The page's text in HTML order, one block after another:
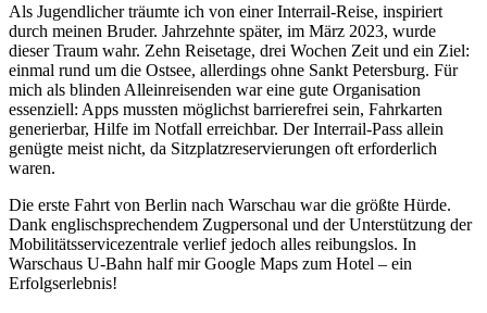
Als Jugendlicher träumte ich von einer Interrail-Reise, inspiriert
durch meinen Bruder. Jahrzehnte später, im März 2023, wurde
dieser Traum wahr. Zehn Reisetage, drei Wochen Zeit und ein Ziel:
einmal rund um die Ostsee, allerdings ohne Sankt Petersburg. Für
mich als blinden Alleinreisenden war eine gute Organisation
essenziell: Apps mussten möglichst barrierefrei sein, Fahrkarten
generierbar, Hilfe im Notfall erreichbar. Der Interrail-Pass allein
genügte meist nicht, da Sitzplatzreservierungen oft erforderlich
waren.
Die erste Fahrt von Berlin nach Warschau war die größte Hürde.
Dank englischsprechendem Zugpersonal und der Unterstützung der
Mobilitätsservicezentrale verlief jedoch alles reibungslos. In
Warschaus U-Bahn half mir Google Maps zum Hotel – ein
Erfolgserlebnis!